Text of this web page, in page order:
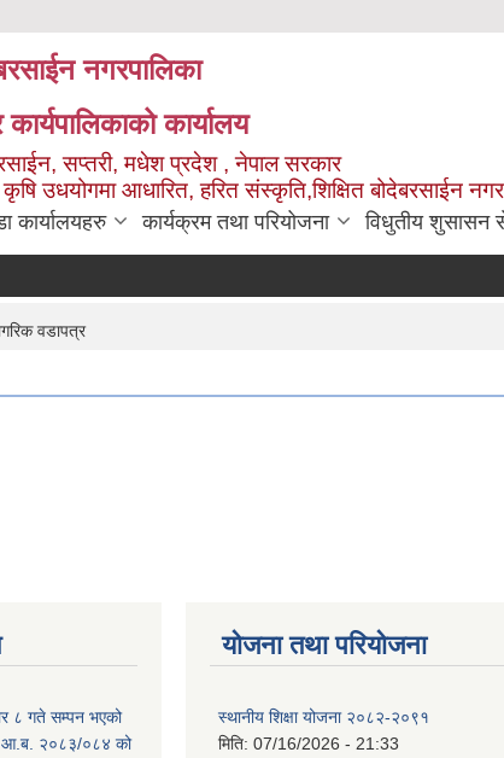
नगरपालिका
कार्यालय
सप्तरी, मधेश प्रदेश , नेपाल सरकार
कृषि उधयोगमा आधारित, हरित संस्कृति,शिक्षित बोदेबरसाईन नगर
कार्यालयहरु कार्यक्रम तथा परियोजना विधुतीय शुसासन
वडापत्र
८ गते सम्पन भएको
आ.ब. २०८३/०८४ को
योजना तथा परियोजना
स्थानीय शिक्षा योजना २०८२-२०९१
मिति: 07/16/2026 - 21:33